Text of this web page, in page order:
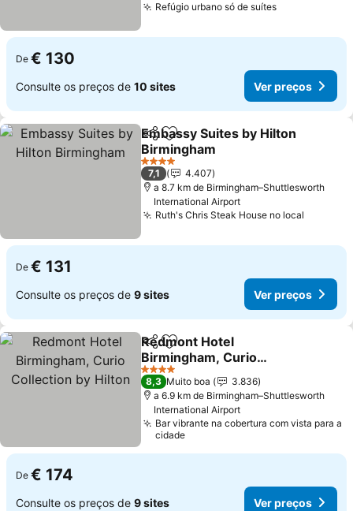
Refúgio urbano só de suítesVer preços
De € 130
Consulte os preços de 10 sites Ver preços
PartilharAdicionar aos favoritos
Embassy Suites by Hilton
Birmingham
Ver preços
4 Estrelas
7,1
4.407
a 8.7 km de Birmingham–Shuttlesworth
International Airport
Ruth's Chris Steak House no local
De € 131
Consulte os preços de 9 sites Ver preços
PartilharAdicionar aos favoritos
Redmont Hotel
Birmingham, Curio
Collection by Hilton
Ver preços
4 Estrelas
8,3 Muito boa
3.836
a 6.9 km de Birmingham–Shuttlesworth
International Airport
Bar vibrante na cobertura com vista para a
cidade
De € 174
Consulte os preços de 9 sites Ver preços